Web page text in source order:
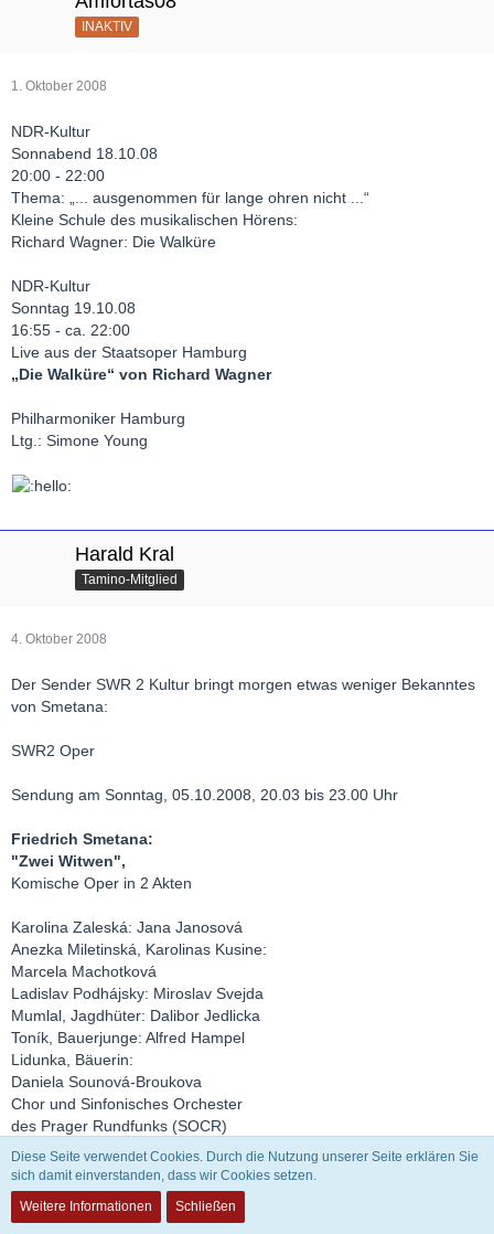
INAKTIV
1. Oktober 2008
NDR-Kultur
Sonnabend 18.10.08
20:00 - 22:00
Thema: „... ausgenommen für lange ohren nicht ...“
Kleine Schule des musikalischen Hörens:
Richard Wagner: Die Walküre
NDR-Kultur
Sonntag 19.10.08
16:55 - ca. 22:00
Live aus der Staatsoper Hamburg
„Die Walküre“ von Richard Wagner
Philharmoniker Hamburg
Ltg.: Simone Young
Harald Kral
Tamino-Mitglied
4. Oktober 2008
Der Sender SWR 2 Kultur bringt morgen etwas weniger Bekanntes
von Smetana:
SWR2 Oper
Sendung am Sonntag, 05.10.2008, 20.03 bis 23.00 Uhr
Friedrich Smetana:
"Zwei Witwen",
Komische Oper in 2 Akten
Karolina Zaleská: Jana Janosová
Anezka Miletinská, Karolinas Kusine:
Marcela Machotková
Ladislav Podhájsky: Miroslav Svejda
Mumlal, Jagdhüter: Dalibor Jedlicka
Toník, Bauerjunge: Alfred Hampel
Lidunka, Bäuerin:
Daniela Sounová-Broukova
Chor und Sinfonisches Orchester
des Prager Rundfunks (SOCR)
Leitung: Jaroslav Krombholc
Zitat
Diese Seite verwendet Cookies. Durch die Nutzung unserer Seite erklären Sie
sich damit einverstanden, dass wir Cookies setzen.
Weitere Informationen
Schließen